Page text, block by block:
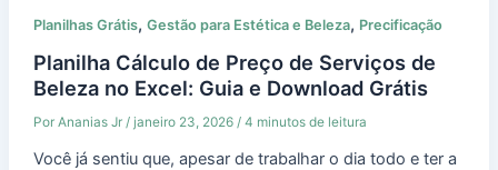
Planilhas Grátis, Gestão para Estética e Beleza, Precificação
Planilha Cálculo de Preço de Serviços de
Beleza no Excel: Guia e Download Grátis
Por Ananias Jr / janeiro 23, 2026 / 4 minutos de leitura
Você já sentiu que, apesar de trabalhar o dia todo e ter a